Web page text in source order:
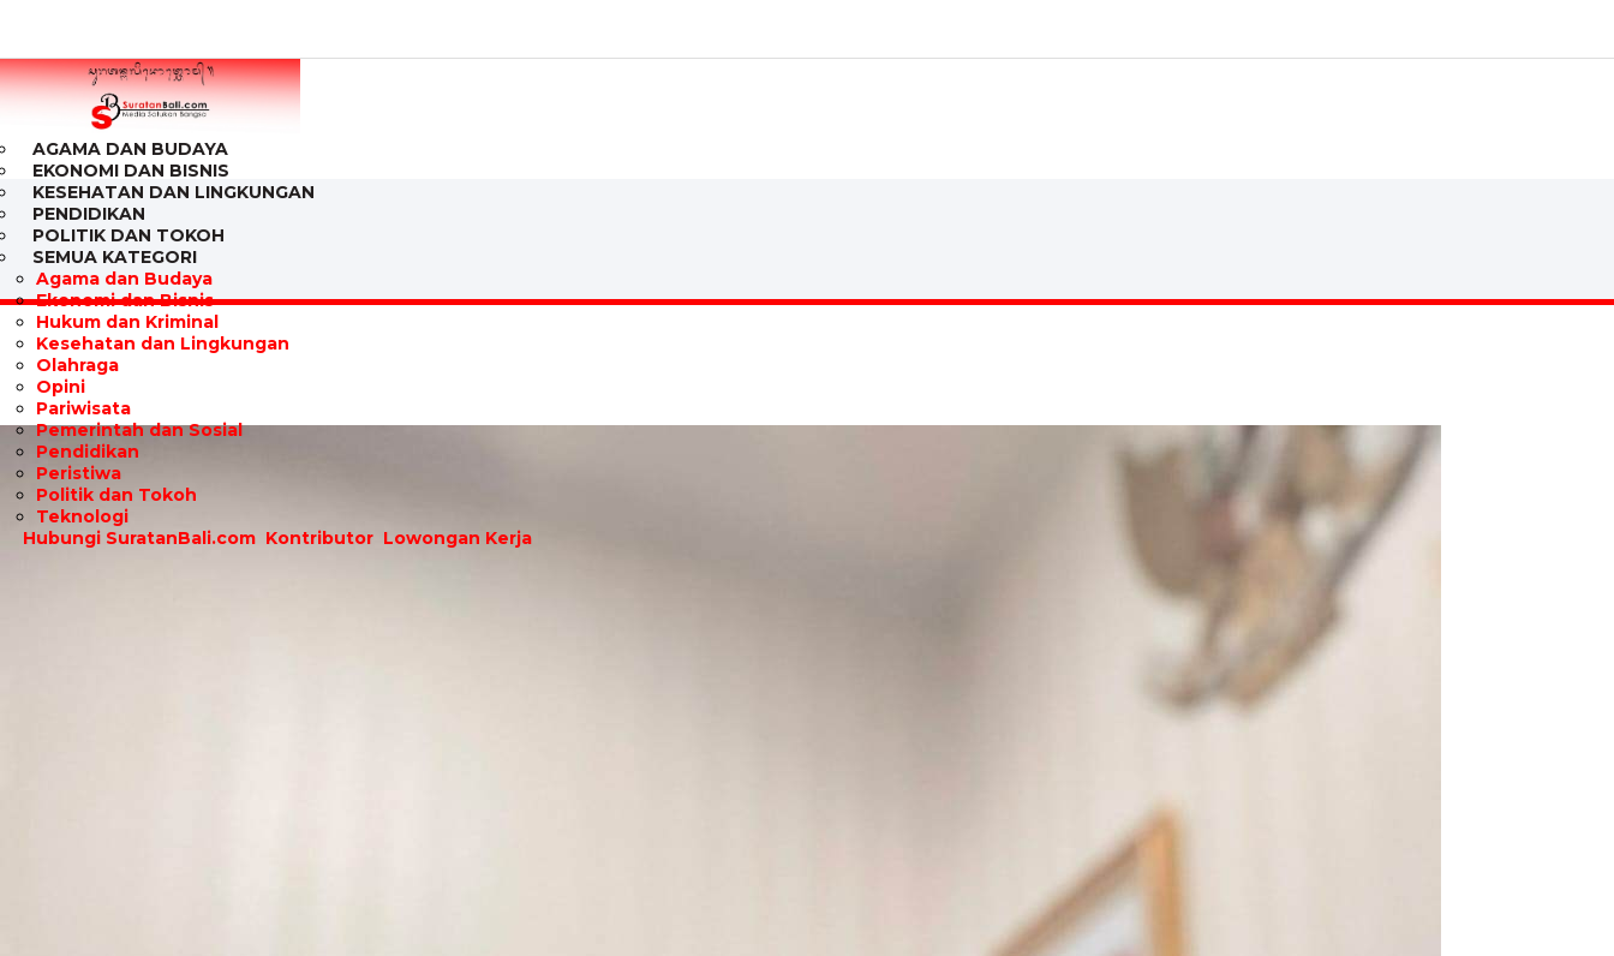
AGAMA DAN BUDAYA
EKONOMI DAN BISNIS
KESEHATAN DAN LINGKUNGAN
PENDIDIKAN
POLITIK DAN TOKOH
SEMUA KATEGORI
Agama dan Budaya
Ekonomi dan Bisnis
Hukum dan Kriminal
Kesehatan dan Lingkungan
Olahraga
Opini
Pariwisata
Pemerintah dan Sosial
Pendidikan
Peristiwa
Politik dan Tokoh
Teknologi
Hubungi SuratanBali.com Kontributor Lowongan Kerja